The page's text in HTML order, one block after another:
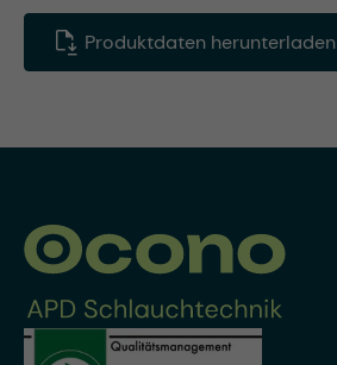
Produktdaten herunterladen